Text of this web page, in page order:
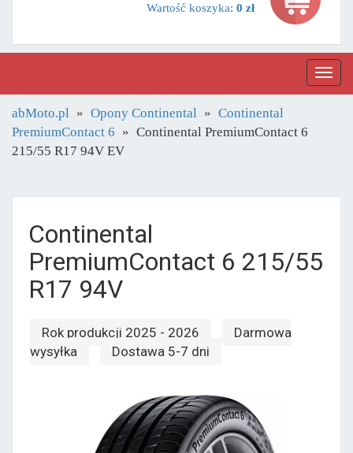
Wartość koszyka: 0 zł
abMoto.pl Opony Continental
Continental
PremiumContact 6
Continental PremiumContact 6
215/55 R17 94V EV
Continental
PremiumContact 6 215/55
R17 94V
Rok produkcji 2025 - 2026
Darmowa
wysyłka
Dostawa 5-7 dni